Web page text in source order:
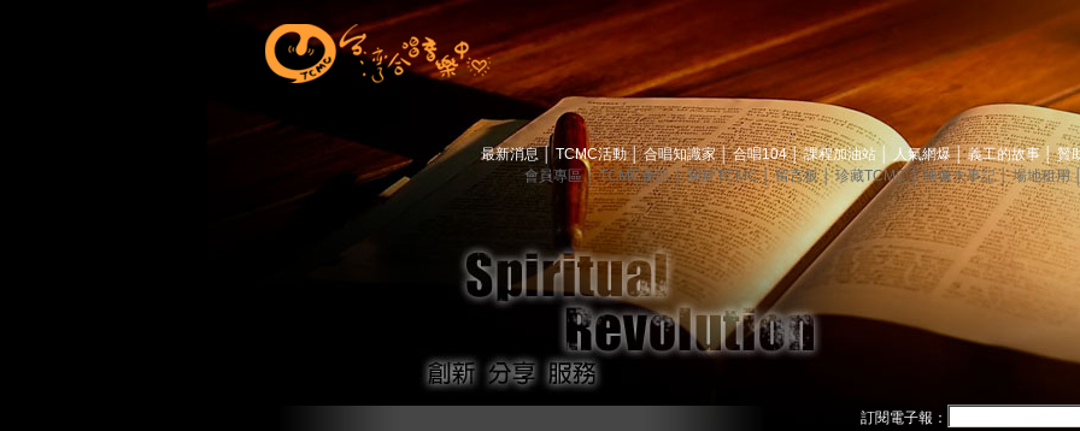
最新消息 TCMC活動│ 合唱知識家│ 合唱104│ 課程加油站 人氣網爆│ 義工的故事 │ 贊
會員專區│ TCMC會訊│ 關於TCMC│ 留言板│ 珍藏TCMC│ 映像大事記│ 場地租用│
訂閱電子報：